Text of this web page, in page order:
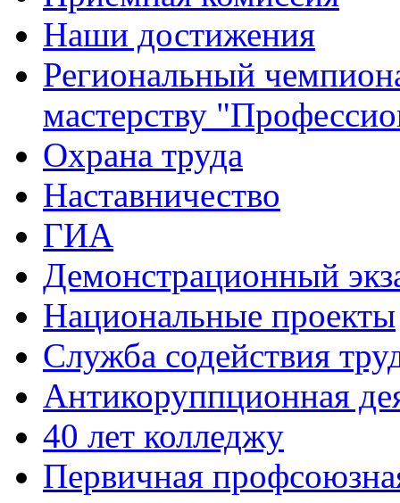
Наши достижения
Региональный
мастерству
Охрана труда
Наставничество
ГИА
Демонстрационный
Национальные проекты
Служба содействия
Антикоруппционная
40 лет колледжу
Первичная